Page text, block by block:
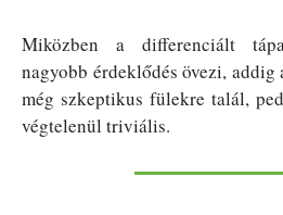
Miközben a differenciált
nagyobb érdeklődés övezi, addig
még szkeptikus fülekre talál,
végtelenül triviális.